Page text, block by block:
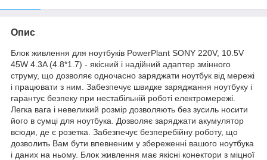
Опис
Блок живлення для ноутбуків PowerPlant SONY 220V, 10.5V
45W 4.3A (4.8*1.7) - якісний і надійний адаптер змінного
струму, що дозволяє одночасно заряджати ноутбук від мережі
і працювати з ним. Забезпечує швидке заряджання ноутбуку і
гарантує безпеку при нестабільній роботі електромережі.
Легка вага і невеликий розмір дозволяють без зусиль носити
його в сумці для ноутбука. Дозволяє заряджати акумулятор
всюди, де є розетка. Забезпечує безперебійну роботу, що
дозволить Вам бути впевненим у збереженні вашого ноутбука
і даних на ньому. Блок живлення має якісні конектори з міцної